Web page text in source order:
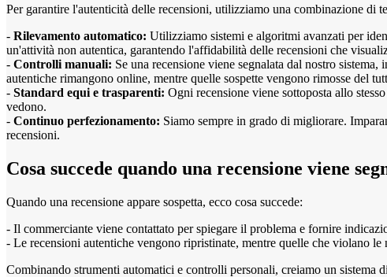
Per garantire l'autenticità delle recensioni, utilizziamo una combinazione di
- Rilevamento automatico: Utilizziamo sistemi e algoritmi avanzati per
un'attività non autentica, garantendo l'affidabilità delle recensioni che
- Controlli manuali: Se una recensione viene segnalata dal nostro
autentiche rimangono online, mentre quelle sospette vengono rimosse del
- Standard equi e trasparenti: Ogni recensione viene sottoposta allo
vedono.
- Continuo perfezionamento: Siamo sempre in grado di migliorare.
recensioni.
Cosa succede quando una recensione viene
Quando una recensione appare sospetta, ecco cosa succede:
- Il commerciante viene contattato per spiegare il problema e fornire
- Le recensioni autentiche vengono ripristinate, mentre quelle che violano
Combinando strumenti automatici e controlli personali, creiamo un sistema